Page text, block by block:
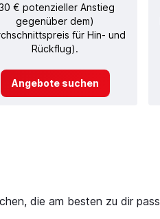
€ potenzieller Anstieg
gegenüber dem)
für Hin- und
Rückflug).
Angebote suchen
die am besten zu dir